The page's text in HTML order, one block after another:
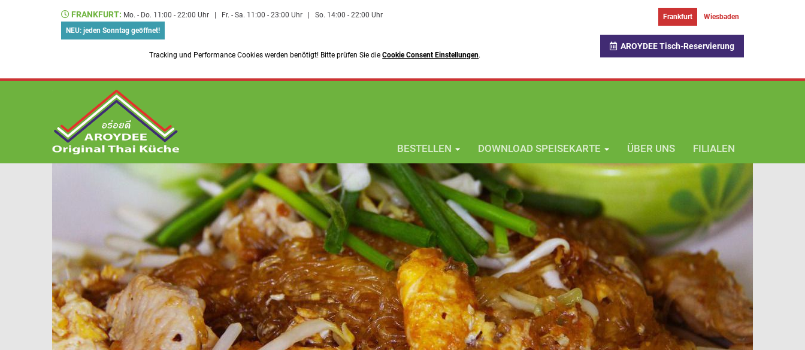
FRANKFURT: Mo. - Do. 11:00 - 22:00 Uhr Fr. - Sa. 11:00 - 23:00 Uhr
So. 14:00 - 22:00 Uhr
NEU: jeden Sonntag geöffnet!
Tracking und Performance Cookies werden benötigt! Bitte prüfen Sie dieCookie Consent Einstellungen.
Frankfurt Wiesbaden
AROYDEE Tisch-Reservierung
BESTELLEN DOWNLOAD SPEISEKARTE ÜBER UNS FILIALEN